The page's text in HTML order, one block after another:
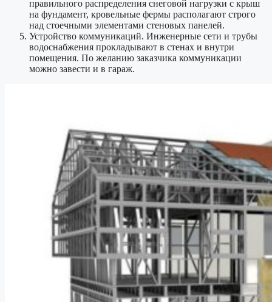
правильного распределения снеговой нагрузки с крыш
на фундамент, кровельные фермы располагают строго
над стоечными элементами стеновых панелей.
Устройство коммуникаций. Инженерные сети и трубы
водоснабжения прокладывают в стенах и внутри
помещения. По желанию заказчика коммуникации
можно завести и в гараж.